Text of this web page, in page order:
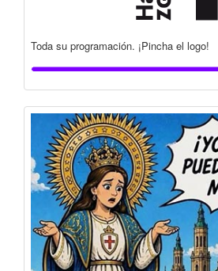
Toda su programación. ¡Pincha el logo!